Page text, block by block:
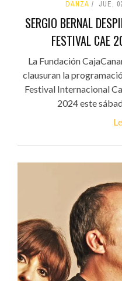
DANZA JUE,
SERGIO BERNAL
FESTIVAL CAE
La Fundación
clausuran la
Festival Internacional
2024 este